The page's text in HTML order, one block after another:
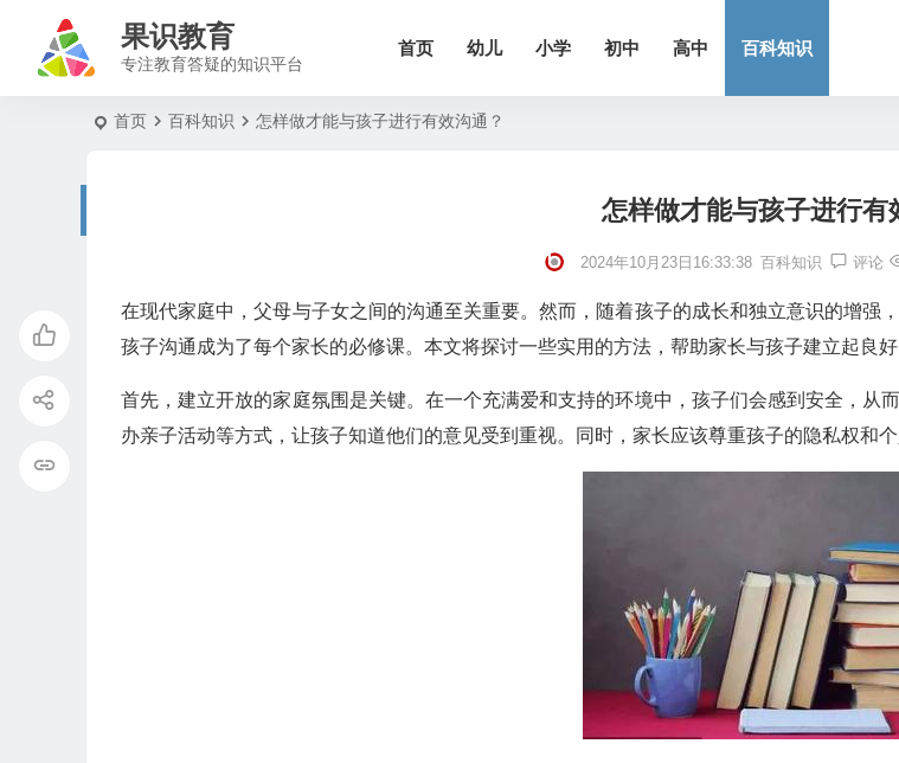
果识教育
专注教育答疑的知识平台
首页 幼儿 小学 初中 高中 百科知识
首页 百科知识 怎样做才能与孩子进行有效沟通？
怎样做才能与孩子进行有
2024年10月23日16:33:38 百科知识 评论
在现代家庭中，父母与子女之间的沟通至关重要。然而，随着孩子的成长和独立意识的增
孩子沟通成为了每个家长的必修课。本文将探讨一些实用的方法，帮助家长与孩子建立起良好
首先，建立开放的家庭氛围是关键。在一个充满爱和支持的环境中，孩子们会感到安全，
办亲子活动等方式，让孩子知道他们的意见受到重视。同时，家长应该尊重孩子的隐私权和